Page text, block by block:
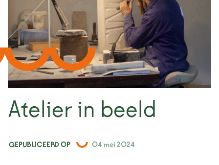
bezoek
agenda
over
nieuws
projecten
Atelier in beeld
GEPUBLICEERD OP 04 mei 2024